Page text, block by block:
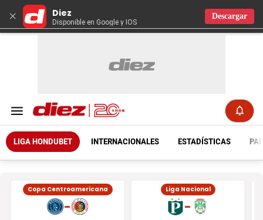
× Diez
Disponible en Google y IOS
Descargar
LIGA HONDUBET INTERNACIONALES ESTADÍSTICAS
Copa Centroamericana
-
Liga Nacional
-